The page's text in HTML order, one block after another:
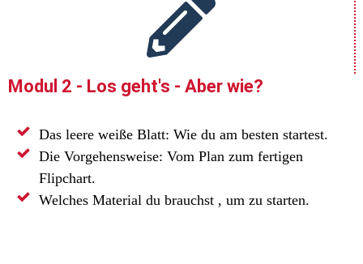
Modul 2 - Los geht's - Aber wie?
Das leere weiße Blatt: Wie du am besten startest.
Die Vorgehensweise: Vom Plan zum fertigen
Flipchart.
Welches Material du brauchst , um zu starten.